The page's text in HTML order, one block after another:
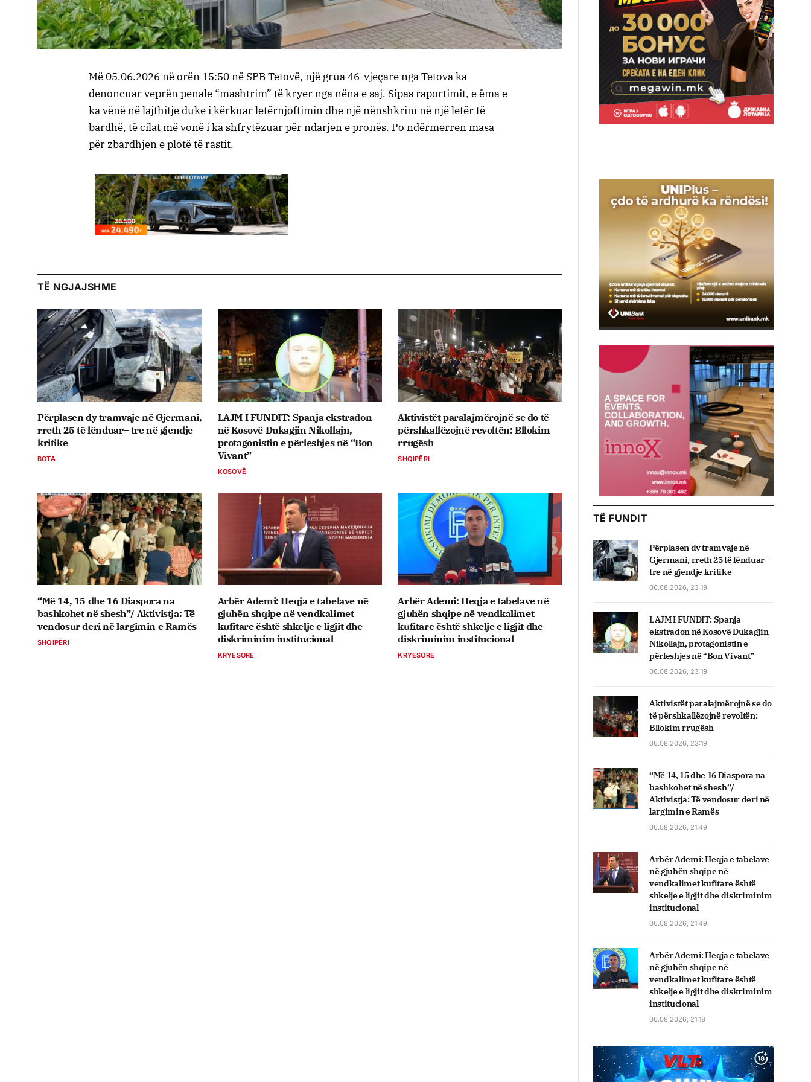
​Më 05.06.2026 në orën 15:50 në SPB Tetovë, një grua 46-vjeçare nga Tetova ka
denoncuar veprën penale “mashtrim” të kryer nga nëna e saj. Sipas raportimit, e ëma e
ka vënë në lajthitje duke i kërkuar letërnjoftimin dhe një nënshkrim në një letër të
bardhë, të cilat më vonë i ka shfrytëzuar për ndarjen e pronës. Po ndërmerren masa
për zbardhjen e plotë të rastit.
TË NGJAJSHME
Përplasen dy tramvaje në Gjermani,
rreth 25 të lënduar– tre në gjendje
kritike
BOTA
LAJM I FUNDIT: Spanja ekstradon
në Kosovë Dukagjin Nikollajn,
protagonistin e përleshjes në “Bon
Vivant”
KOSOVË
Aktivistët paralajmërojnë se do të
përshkallëzojnë revoltën: Bllokim
rrugësh
SHQIPËRI
“Më 14, 15 dhe 16 Diaspora na
bashkohet në shesh”/ Aktivistja: Të
vendosur deri në largimin e Ramës
SHQIPËRI
Arbër Ademi: Heqja e tabelave në
gjuhën shqipe në vendkalimet
kufitare është shkelje e ligjit dhe
diskriminim institucional
KRYESORE
Arbër Ademi: Heqja e tabelave në
gjuhën shqipe në vendkalimet
kufitare është shkelje e ligjit dhe
diskriminim institucional
KRYESORE
TË FUNDIT
Përplasen dy tramvaje në
Gjermani, rreth 25 të lënduar–
tre në gjendje kritike
06.08.2026, 23:19
LAJM I FUNDIT: Spanja
ekstradon në Kosovë Dukagjin
Nikollajn, protagonistin e
përleshjes në “Bon Vivant”
06.08.2026, 23:19
Aktivistët paralajmërojnë se do
të përshkallëzojnë revoltën:
Bllokim rrugësh
06.08.2026, 23:19
“Më 14, 15 dhe 16 Diaspora na
bashkohet në shesh”/
Aktivistja: Të vendosur deri në
largimin e Ramës
06.08.2026, 21:49
Arbër Ademi: Heqja e tabelave
në gjuhën shqipe në
vendkalimet kufitare është
shkelje e ligjit dhe diskriminim
institucional
06.08.2026, 21:49
Arbër Ademi: Heqja e tabelave
në gjuhën shqipe në
vendkalimet kufitare është
shkelje e ligjit dhe diskriminim
institucional
06.08.2026, 21:18